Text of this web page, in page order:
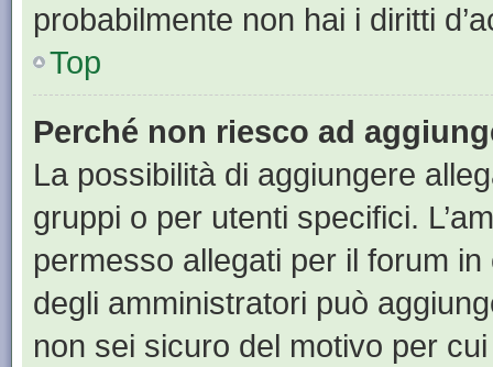
probabilmente non hai i diritti
Top
Perché non riesco ad
La possibilità di aggiungere
gruppi o per utenti specifici.
permesso allegati per il forum
degli amministratori può
non sei sicuro del motivo per